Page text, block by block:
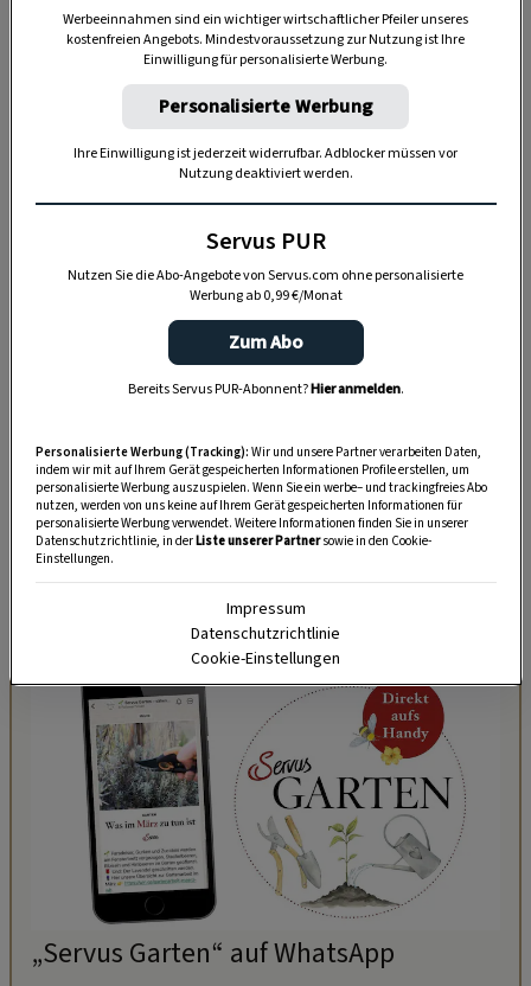
Die wohltuende Pflege empfiehlt sich auch nach
einer längeren Bildschirmarbeit und bei
überanstrengten oder von Zugluft geröteten
Augen. Eine Waschung mit Augentrost-Tee galt in
der Volksmedizin stets als wirksames Hilfsmittel,
der Augentrost auch Augentrost.
Akzeptiere bitte die Drittanbieter-Cookies, um diesen Inhalt
COOKIE-EINSTELLUNGEN
„Servus Garten“ auf WhatsApp
Werbeeinnahmen sind ein wichtiger wirtschaftlicher Pfeiler unseres
kostenfreien Angebots. Mindestvoraussetzung zur Nutzung ist Ihre
Einwilligung für personalisierte Werbung.
Personalisierte Werbung
Ihre Einwilligung ist jederzeit widerrufbar. Adblocker müssen vor
Nutzung deaktiviert werden.
Servus PUR
Nutzen Sie die Abo-Angebote von Servus.com ohne personalisierte
Werbung ab 0,99 €/Monat
Zum Abo
Bereits Servus PUR-Abonnent?Hier anmelden.
Personalisierte Werbung (Tracking): Wir und unsere Partner verarbeiten Daten,
indem wir mit auf Ihrem Gerät gespeicherten Informationen Profile erstellen, um
personalisierte Werbung auszuspielen. Wenn Sie ein werbe– und trackingfreies Abo
nutzen, werden von uns keine auf Ihrem Gerät gespeicherten Informationen für
personalisierte Werbung verwendet. Weitere Informationen finden Sie in unserer
Datenschutzrichtlinie, in derListe unserer Partnersowie in den Cookie-
Einstellungen.
Impressum
Datenschutzrichtlinie
Cookie-Einstellungen